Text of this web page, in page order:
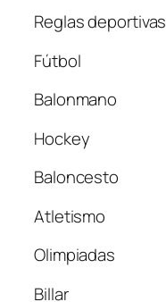
Reglas deportivas
Fútbol
Balonmano
Hockey
Baloncesto
Atletismo
Olimpiadas
Billar